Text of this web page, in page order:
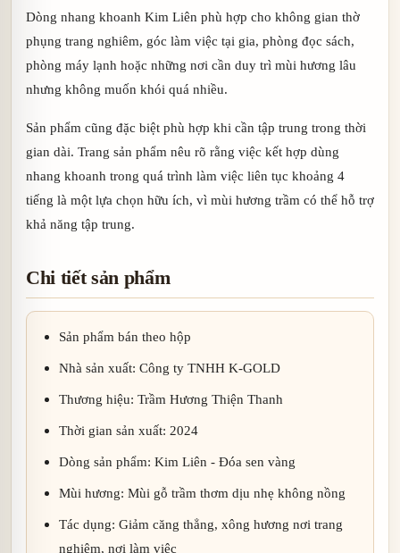
Dòng nhang khoanh Kim Liên phù hợp cho không gian thờ
phụng trang nghiêm, góc làm việc tại gia, phòng đọc sách,
phòng máy lạnh hoặc những nơi cần duy trì mùi hương lâu
nhưng không muốn khói quá nhiều.
Sản phẩm cũng đặc biệt phù hợp khi cần tập trung trong thời
gian dài. Trang sản phẩm nêu rõ rằng việc kết hợp dùng
nhang khoanh trong quá trình làm việc liên tục khoảng 4
tiếng là một lựa chọn hữu ích, vì mùi hương trầm có thể hỗ trợ
khả năng tập trung.
Chi tiết sản phẩm
Sản phẩm bán theo hộp
Nhà sản xuất: Công ty TNHH K-GOLD
Thương hiệu: Trầm Hương Thiện Thanh
Thời gian sản xuất: 2024
Dòng sản phẩm: Kim Liên - Đóa sen vàng
Mùi hương: Mùi gỗ trầm thơm dịu nhẹ không nồng
Tác dụng: Giảm căng thẳng, xông hương nơi trang
nghiêm, nơi làm việc